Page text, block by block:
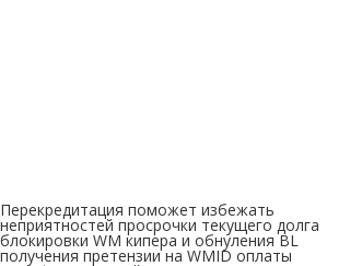
Перекредитация поможет избежать
неприятностей просрочки текущего долга
блокировки WM кипера и обнуления BL
получения претензии на WMID оплаты